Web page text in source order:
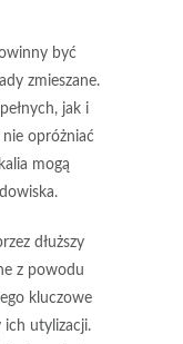
być
zmieszane.
jak i
opróżniać
mogą
dłuższy
z powodu
kluczowe
ich utylizacji.